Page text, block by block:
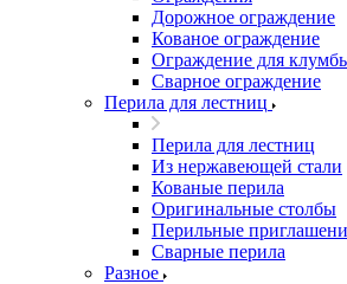
Дорожное ограждение
Кованое ограждение
Ограждение для
Сварное ограждение
Перила для лестниц
Перила для лестниц
Из нержавеющей стали
Кованые перила
Оригинальные столбы
Перильные
Сварные перила
Разное